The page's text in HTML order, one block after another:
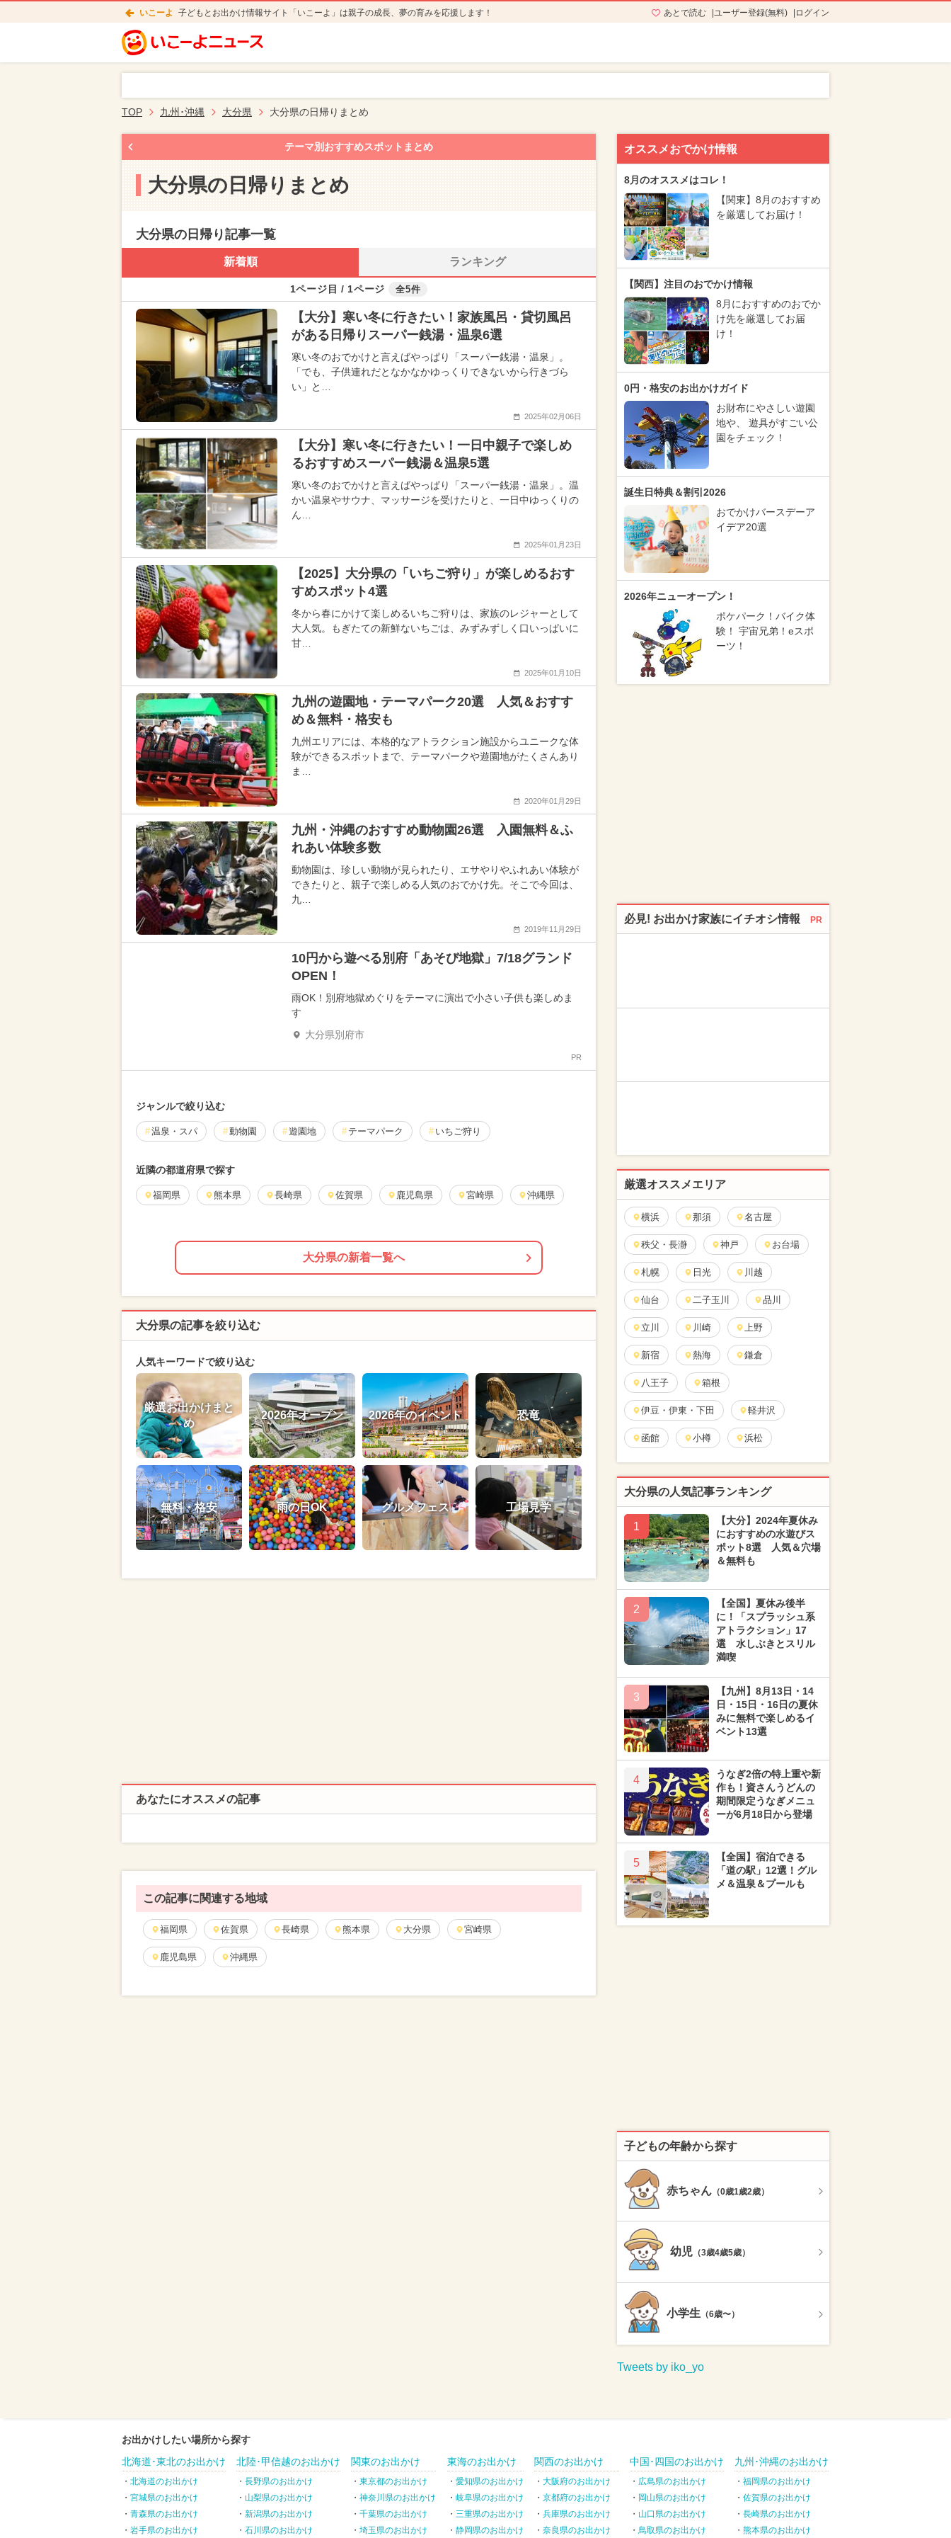
いこーよ 子どもとお出かけ情報サイト「いこーよ」は親子の成長、夢の育みを応援します！ あとで読む ユーザー登録(無料) ログイン
TOP 九州･沖縄 大分県 大分県の日帰りまとめ
テーマ別おすすめスポットまとめ
大分県の日帰りまとめ
大分県の日帰り記事一覧
新着順 ランキング
1ページ目 / 1ページ 全5件
【大分】寒い冬に行きたい！家族風呂・貸切風呂
がある日帰りスーパー銭湯・温泉6選
寒い冬のおでかけと言えばやっぱり「スーパー銭湯・温泉」。
「でも、子供連れだとなかなかゆっくりできないから行きづら
い」と…
2025年02月06日
【大分】寒い冬に行きたい！一日中親子で楽しめ
るおすすめスーパー銭湯＆温泉5選
寒い冬のおでかけと言えばやっぱり「スーパー銭湯・温泉」。温
かい温泉やサウナ、マッサージを受けたりと、一日中ゆっくりの
ん…
2025年01月23日
【2025】大分県の「いちご狩り」が楽しめるおす
すめスポット4選
冬から春にかけて楽しめるいちご狩りは、家族のレジャーとして
大人気。もぎたての新鮮ないちごは、みずみずしく口いっぱいに
甘…
2025年01月10日
九州の遊園地・テーマパーク20選 人気＆おすす
め＆無料・格安も
九州エリアには、本格的なアトラクション施設からユニークな体
験ができるスポットまで、テーマパークや遊園地がたくさんあり
ま…
2020年01月29日
九州・沖縄のおすすめ動物園26選 入園無料＆ふ
れあい体験多数
動物園は、珍しい動物が見られたり、エサやりやふれあい体験が
できたりと、親子で楽しめる人気のおでかけ先。そこで今回は、
九…
2019年11月29日
10円から遊べる別府「あそび地獄」7/18グランド
OPEN！
雨OK！別府地獄めぐりをテーマに演出で小さい子供も楽しめま
す
大分県別府市
PR
ジャンルで絞り込む
温泉・スパ 動物園 遊園地 テーマパーク いちご狩り
近隣の都道府県で探す
福岡県 熊本県 長崎県 佐賀県 鹿児島県 宮崎県 沖縄県
大分県の新着一覧へ
大分県の記事を絞り込む
人気キーワードで絞り込む
厳選お出かけまと
め
2026年オープン 2026年のイベント 恐竜
無料・格安 雨の日OK グルメフェス 工場見学
あなたにオススメの記事
この記事に関連する地域
福岡県 佐賀県 長崎県 熊本県 大分県 宮崎県
鹿児島県 沖縄県
オススメおでかけ情報
8月のオススメはコレ！
【関東】8月のおすすめ
を厳選してお届け！
【関西】注目のおでかけ情報
8月におすすめのおでか
け先を厳選してお届
け！
0円・格安のお出かけガイド
お財布にやさしい遊園
地や、 遊具がすごい公
園をチェック！
誕生日特典＆割引2026
おでかけバースデーア
イデア20選
2026年ニューオープン！
ポケパーク！バイク体
験！ 宇宙兄弟！eスポ
ーツ！
必見! お出かけ家族にイチオシ情報 PR
厳選オススメエリア
横浜 那須 名古屋
秩父・長瀞 神戸 お台場
札幌 日光 川越
仙台 二子玉川 品川
立川 川崎 上野
新宿 熱海 鎌倉
八王子 箱根
伊豆・伊東・下田 軽井沢
函館 小樽 浜松
大分県の人気記事ランキング
1
【大分】2024年夏休み
におすすめの水遊びス
ポット8選 人気＆穴場
＆無料も
2
【全国】夏休み後半
に！「スプラッシュ系
アトラクション」17
選 水しぶきとスリル
満喫
3
【九州】8月13日・14
日・15日・16日の夏休
みに無料で楽しめるイ
ベント13選
4
うなぎ2倍の特上重や新
作も！資さんうどんの
期間限定うなぎメニュ
ーが6月18日から登場
5
【全国】宿泊できる
「道の駅」12選！グル
メ＆温泉＆プールも
子どもの年齢から探す
赤ちゃん （0歳1歳2歳）
幼児 （3歳4歳5歳）
小学生 （6歳〜）
Tweets by iko_yo
お出かけしたい場所から探す
北海道･東北のお出かけ
北海道のお出かけ
宮城県のお出かけ
青森県のお出かけ
岩手県のお出かけ
北陸･甲信越のお出かけ
長野県のお出かけ
山梨県のお出かけ
新潟県のお出かけ
石川県のお出かけ
関東のお出かけ
東京都のお出かけ
神奈川県のお出かけ
千葉県のお出かけ
埼玉県のお出かけ
東海のお出かけ
愛知県のお出かけ
岐阜県のお出かけ
三重県のお出かけ
静岡県のお出かけ
関西のお出かけ
大阪府のお出かけ
京都府のお出かけ
兵庫県のお出かけ
奈良県のお出かけ
中国･四国のお出かけ
広島県のお出かけ
岡山県のお出かけ
山口県のお出かけ
鳥取県のお出かけ
九州･沖縄のお出かけ
福岡県のお出かけ
佐賀県のお出かけ
長崎県のお出かけ
熊本県のお出かけ